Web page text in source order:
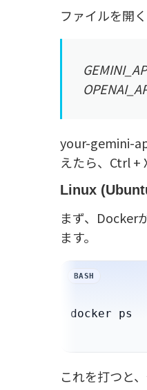
ファイルを開
your-gemini-
えたら、Ctrl +
Linux
まず、Docker
ます。
これを打つと